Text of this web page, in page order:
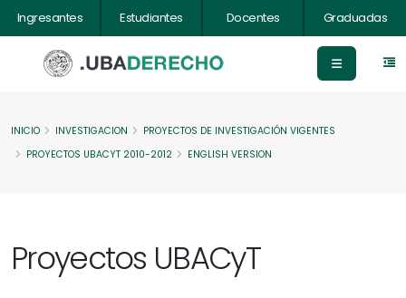
Ingresantes Estudiantes Docentes Graduadas
INICIO INVESTIGACION
PROYECTOS DE INVESTIGACIÓN VIGENTES
PROYECTOS UBACYT 2010-2012
ENGLISH VERSION
Proyectos UBACyT